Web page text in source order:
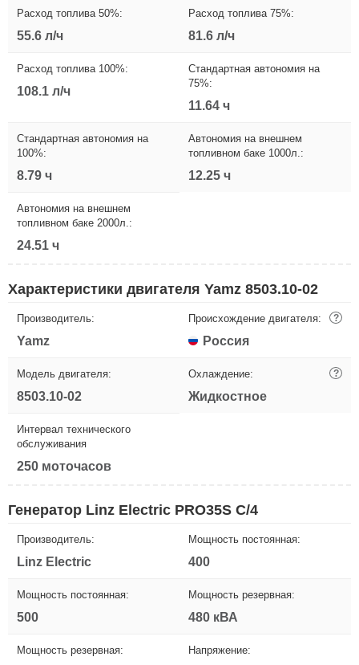
Расход топлива 50%:
55.6 л/ч
Расход топлива 75%:
81.6 л/ч
Расход топлива 100%:
108.1 л/ч
Стандартная автономия на
75%:
11.64 ч
Стандартная автономия на
100%:
8.79 ч
Автономия на внешнем
топливном баке 1000л.:
12.25 ч
Автономия на внешнем
топливном баке 2000л.:
24.51 ч
Характеристики двигателя Yamz 8503.10-02
Производитель:
Yamz
Происхождение двигателя: ?
Россия
Модель двигателя:
8503.10-02
Охлаждение: ?
Жидкостное
Интервал технического
обслуживания
250 моточасов
Генератор Linz Electric PRO35S C/4
Производитель:
Linz Electric
Мощность постоянная:
400
Мощность постоянная:
500
Мощность резервная:
480 кВА
Мощность резервная: Напряжение: